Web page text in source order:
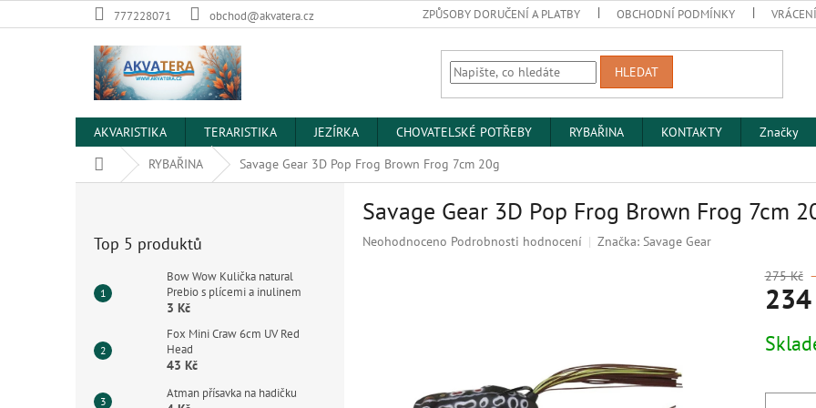
na
777228071 obchod@akvatera.cz ZPŮSOBY DORUČENÍ A PLATBY OBCHODNÍ PODMÍNKY
HLEDAT
AKVARISTIKA TERARISTIKA JEZÍRKA CHOVATELSKÉ POTŘEBY RYBAŘINA KONTAKTY
Značky
Domů
RYBAŘINA Savage Gear 3D Pop Frog Brown Frog 7cm 20g
Top 5 produktů
Bow Wow Kulička natural
Prebio s plícemi a inulinem
3 Kč
Fox Mini Craw 6cm UV Red
Head
43 Kč
Atman přísavka na hadičku
Savage Gear 3D Pop Frog Brown Frog 7cm
Průměrné
Neohodnoceno Podrobnosti hodnocení Značka: Savage Gear
275 Kč
cena: